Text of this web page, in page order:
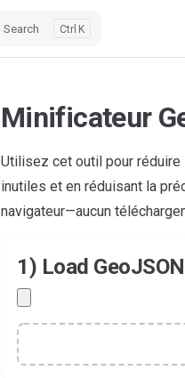
Search K
Minificateur
Utilisez cet outil pour
inutiles et en réduisant la
navigateur—aucun
1) Load GeoJSON